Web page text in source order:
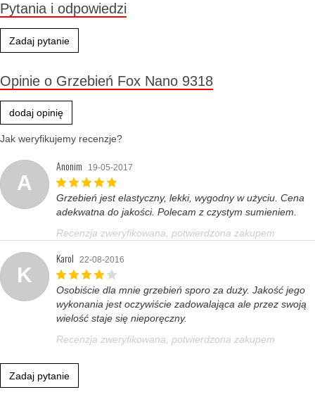
Pytania i odpowiedzi
Zadaj pytanie
Opinie o Grzebień Fox Nano 9318
dodaj opinię
Jak weryfikujemy recenzje?
A
Anonim 19-05-2017
Grzebień jest elastyczny, lekki, wygodny w użyciu. Cena
adekwatna do jakości. Polecam z czystym sumieniem.
Recenzja zweryfikowana, potwierdzona zakupem
K
Karol 22-08-2016
Osobiście dla mnie grzebień sporo za duży. Jakość jego
wykonania jest oczywiście zadowalająca ale przez swoją
wielość staje się nieporęczny.
Recenzja zweryfikowana, potwierdzona zakupem
Zadaj pytanie